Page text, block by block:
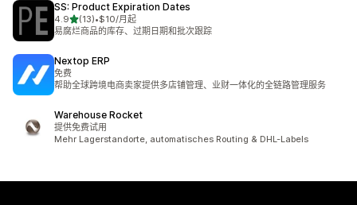
SS: Product Expiration Dates
4.9星（满分 5 星）
(13)
总共 13 条评论
•$10/月起
易腐烂商品的库存、过期日期和批次跟踪
Nextop ERP
免费
帮助全球跨境电商卖家提供多店铺管理、业财一体化的全链路管理服务
Warehouse Rocket
提供免费试用
Mehr Lagerstandorte, automatisches Routing & DHL-Labels